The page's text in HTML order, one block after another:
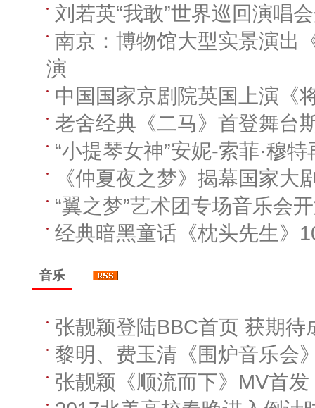
刘若英“我敢”世界巡回演唱
南京：博物馆大型实景演出
演
中国国家京剧院英国上演《
老舍经典《二马》首登舞台
“小提琴女神”安妮-索菲·穆
《仲夏夜之梦》揭幕国家大
“翼之梦”艺术团专场音乐会
经典暗黑童话《枕头先生》
音乐
张靓颖登陆BBC首页 获期
黎明、费玉清《围炉音乐会
张靓颖《顺流而下》MV首